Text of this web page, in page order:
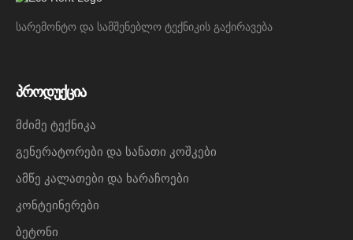
სარემონტო და სამშენებლო ტექნიკის გაქირავება
პროდუქცია
მძიმე ტექნიკა
გენერატორები და სანათი კოშკები
ამწე კალათები და ხარაჩოები
კონტეინერები
ბეტონი